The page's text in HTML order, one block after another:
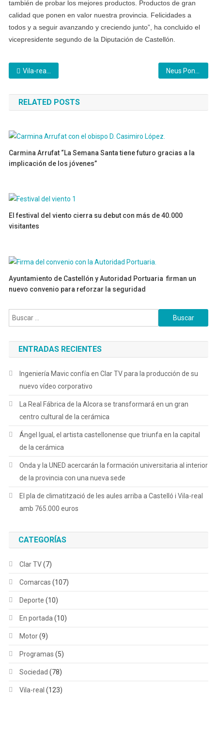
también de probar los mejores productos. Productos de gran
calidad que ponen en valor nuestra provincia. Felicidades a
todos y a seguir avanzando y creciendo junto”, ha concluido el
vicepresidente segundo de la Diputación de Castellón.
Navegación
de
entradas
Vila-real incorpora 14 nuevos agentes de Policía Local y mejora la seguridad del municipio
RELATED POSTS
Carmina Arrufat “La Semana Santa tiene futuro gracias a la
implicación de los jóvenes”
El festival del viento cierra su debut con más de 40.000
visitantes
Ayuntamiento de Castellón y Autoridad Portuaria firman un
nuevo convenio para reforzar la seguridad
Buscar:
ENTRADAS RECIENTES
Ingeniería Mavic confía en Clar TV para la producción de su
nuevo vídeo corporativo
La Real Fábrica de la Alcora se transformará en un gran
centro cultural de la cerámica
Ángel Igual, el artista castellonense que triunfa en la capital
de la cerámica
Onda y la UNED acercarán la formación universitaria al interior
de la provincia con una nueva sede
El pla de climatització de les aules arriba a Castelló i Vila-real
amb 765.000 euros
CATEGORÍAS
Clar TV(7)
Comarcas (107)
Deporte (10)
En portada (10)
Motor(9)
Programas (5)
Sociedad (78)
Vila-real (123)